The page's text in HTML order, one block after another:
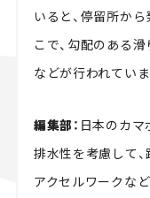
いると、停留所か
こで、勾配のある
などが行われていま
編集部： 日本のカマ
排水性を考慮して
アクセルワークな